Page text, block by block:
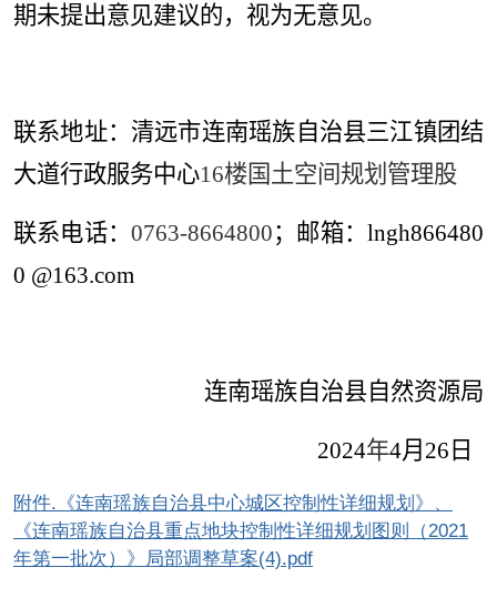
期未提出意见建议的，视为无意见。
联系地址：清远市连南瑶族自治县三江镇团结
大道行政服务中心16楼国土空间规划管理股
联系电话：0763-8664800； 邮箱：lngh866480
0 @163.com
连南瑶族自治县自然资源局
2024年4月 26 日
附件.《连南瑶族自治县中心城区控制性详细规划》、
《连南瑶族自治县重点地块控制性详细规划图则（2021
年第一批次）》局部调整草案(4).pdf